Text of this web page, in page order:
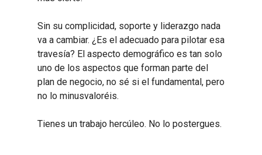
Sin su complicidad, soporte y liderazgo nada
va a cambiar. ¿Es el adecuado para pilotar esa
travesía? El aspecto demográfico es tan solo
uno de los aspectos que forman parte del
plan de negocio, no sé si el fundamental, pero
no lo minusvaloréis.
Tienes un trabajo hercúleo. No lo postergues.